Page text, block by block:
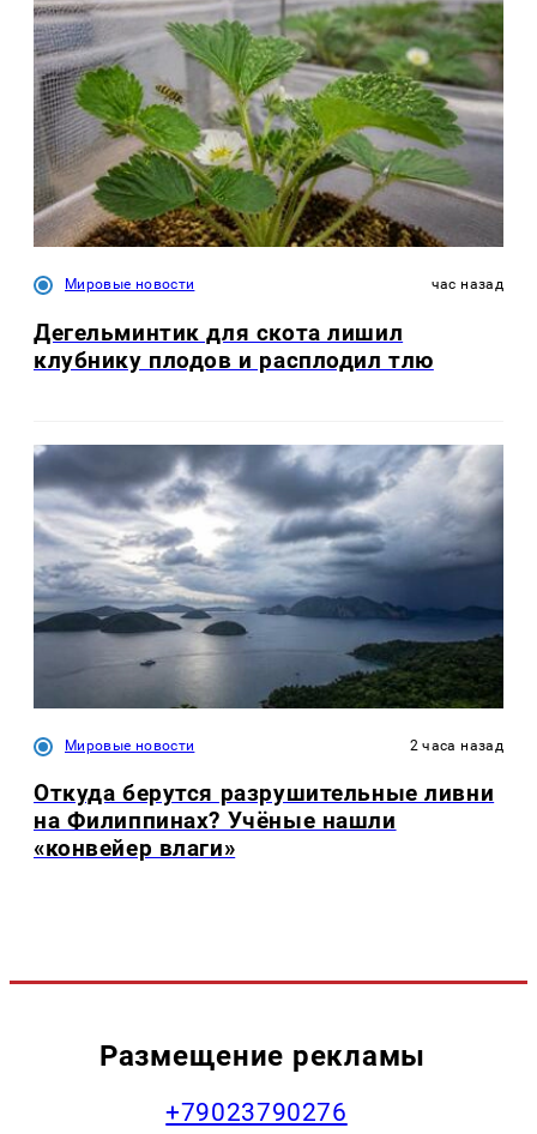
Мировые новости час назад
Дегельминтик для скота лишил
клубнику плодов и расплодил тлю
Мировые новости 2 часа назад
Откуда берутся разрушительные ливни
на Филиппинах? Учёные нашли
«конвейер влаги»
Размещение рекламы
+79023790276